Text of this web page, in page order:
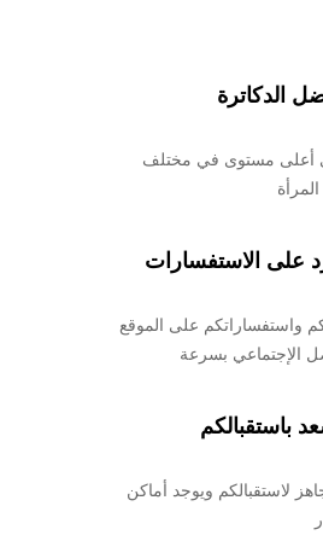
الدكاترة
أعلى مستوى في مختلف
على الاستفسارات
واستفساراتكم على الموقع
الإجتماعي بسرعة
باستقبالكم
لاستقبالكم ويوجد أماكن